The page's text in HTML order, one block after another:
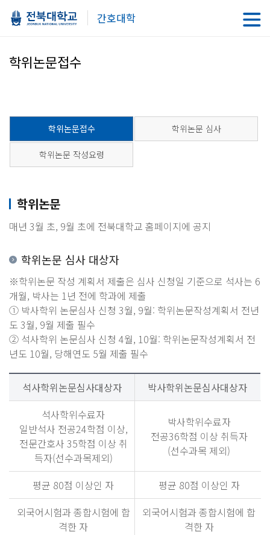
간호대학
학위논문접수
학위논문접수 학위논문 심사
학위논문 작성요령
학위논문
매년 3월 초, 9월 초에 전북대학교 홈페이지에 공지
학위논문 심사 대상자
※학위논문 작성 계획서 제출은 심사 신청일 기준으로 석사는 6
개월, 박사는 1년 전에 학과에 제출
① 박사학위 논문심사 신청 3월, 9월: 학위논문작성계획서 전년
도 3월, 9월 제출 필수
② 석사학위 논문심사 신청 4월, 10월: 학위논문작성계획서 전
년도 10월, 당해연도 5월 제출 필수
석사학위논문심사대상자
박사학위논문심사대상자
석사학위수료자
일반석사 전공24학점 이상,
전문간호사 35학점 이상 취
득자(선수과목제외)
박사학위수료자
전공36학점 이상 취득자
(선수과목 제외)
평균 80점 이상인 자
평균 80점 이상인 자
외국어시험과 종합시험에 합
격한 자
외국어시험과 종합시험에 합
격한 자